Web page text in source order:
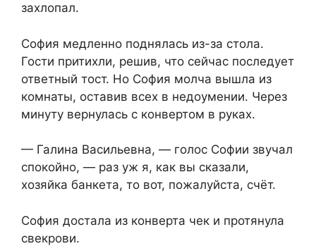
захлопал.
София медленно поднялась из-за стола.
Гости притихли, решив, что сейчас последует
ответный тост. Но София молча вышла из
комнаты, оставив всех в недоумении. Через
минуту вернулась с конвертом в руках.
— Галина Васильевна, — голос Софии звучал
спокойно, — раз уж я, как вы сказали,
хозяйка банкета, то вот, пожалуйста, счёт.
София достала из конверта чек и протянула
свекрови.